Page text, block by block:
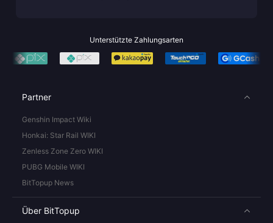
Unterstützte Zahlungsarten
Partner
Genshin Impact Wiki
Honkai: Star Rail WIKI
Zenless Zone Zero WIKI
PUBG Mobile WIKI
BitTopup News
Über BitTopup